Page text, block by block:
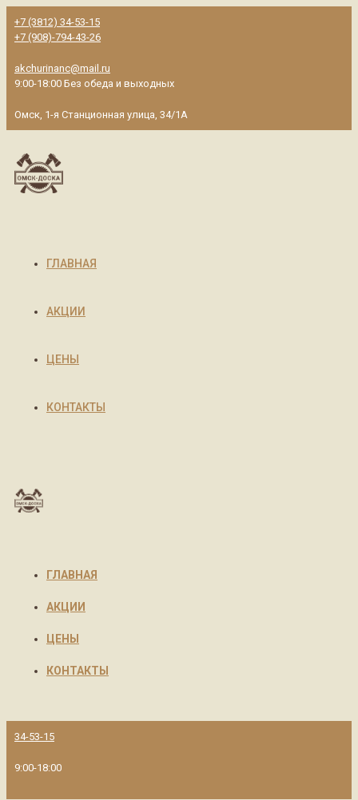
+7 (3812) 34-53-15
+7 (908)-794-43-26
akchurinanc@mail.ru
9:00-18:00 Без обеда и выходных
Омск, 1-я Станционная улица, 34/1А
ГЛАВНАЯ
АКЦИИ
ЦЕНЫ
КОНТАКТЫ
ГЛАВНАЯ
АКЦИИ
ЦЕНЫ
КОНТАКТЫ
34-53-15
9:00-18:00